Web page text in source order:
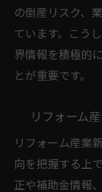
リフォ
業界の動向
リフォ
ラン
リフ
リフ
向
の倒産リスク、
ています。こう
界情報を積極的
とが重要です。
リフォーム
リフォーム産業
向を把握する上
正や補助金情報